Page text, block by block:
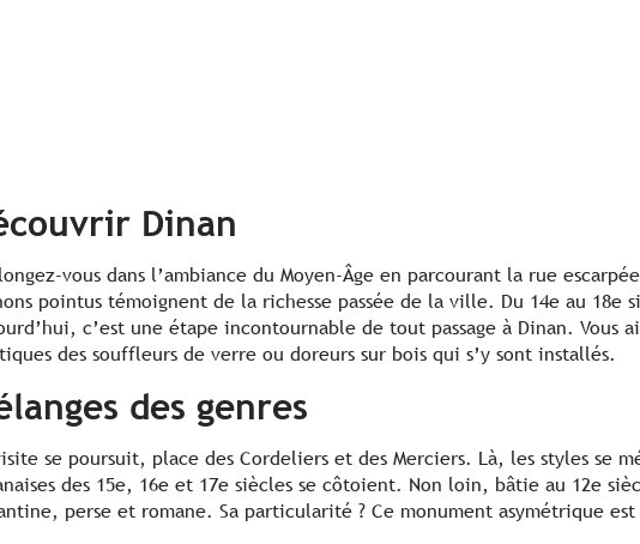
Dinan
vous dans l’ambiance du Moyen-Âge en parcourant la rue
pointus témoignent de la richesse passée de la ville. Du 14e au
c’est une étape incontournable de tout passage à Dinan.
des souffleurs de verre ou doreurs sur bois qui s’y sont installés.
des genres
se poursuit, place des Cordeliers et des Merciers. Là, les styles se
des 15e, 16e et 17e siècles se côtoient. Non loin, bâtie au 12e
perse et romane. Sa particularité ? Ce monument asymétrique